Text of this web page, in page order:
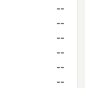
--
--
--
--
--
--